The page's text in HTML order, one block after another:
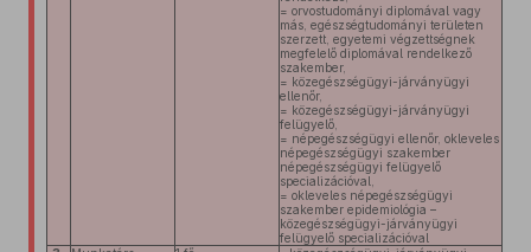
= orvostudományi diplomával vagy
más, egészségtudományi területen
szerzett, egyetemi végzettségnek
megfelelő diplomával rendelkező
szakember,
= közegészségügyi-járványügyi
ellenőr,
= közegészségügyi-járványügyi
felügyelő,
= népegészségügyi ellenőr, okleveles
népegészségügyi szakember
népegészségügyi felügyelő
specializációval,
= okleveles népegészségügyi
szakember epidemiológia –
közegészségügyi-járványügyi
felügyelő specializációval